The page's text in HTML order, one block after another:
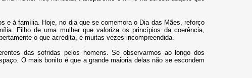
e à família. Hoje, no dia que se comemora o Dia das Mães, reforço
Filho de uma mulher que valoriza os princípios da coerência,
o que acredita, é muitas vezes incompreendida.
das sofridas pelos homens. Se observarmos ao longo dos
O mais bonito é que a grande maioria delas não se escondem